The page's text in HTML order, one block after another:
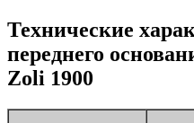
Технические
переднего
Zoli 1900